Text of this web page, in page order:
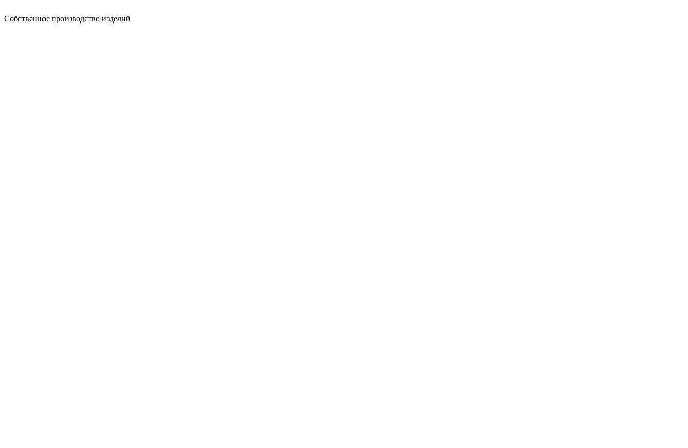
Собственное производство изделий